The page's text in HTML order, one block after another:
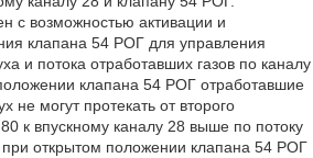
с возможностью активации и
клапана 54 РОГ для управления
и потока отработавших газов по каналу
клапана 54 РОГ отработавшие
не могут протекать от второго
к впускному каналу 28 выше по потоку
открытом положении клапана 54 РОГ